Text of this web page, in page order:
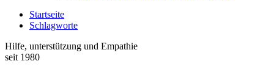
Startseite
Schlagworte
Hilfe, unterstützung und Empathie
seit 1980